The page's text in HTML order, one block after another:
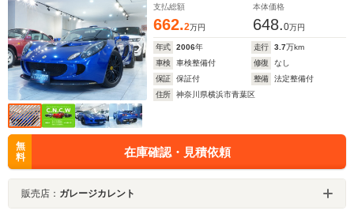
支払総額
662.2万円
本体価格
648.0万円
年式 2006年 走行 3.7万km
車検
車検整備付 修復
なし
保証
保証付 整備
法定整備付
住所
神奈川県横浜市青葉区
無
料
在庫確認・見積依頼
販売店： ガレージカレント